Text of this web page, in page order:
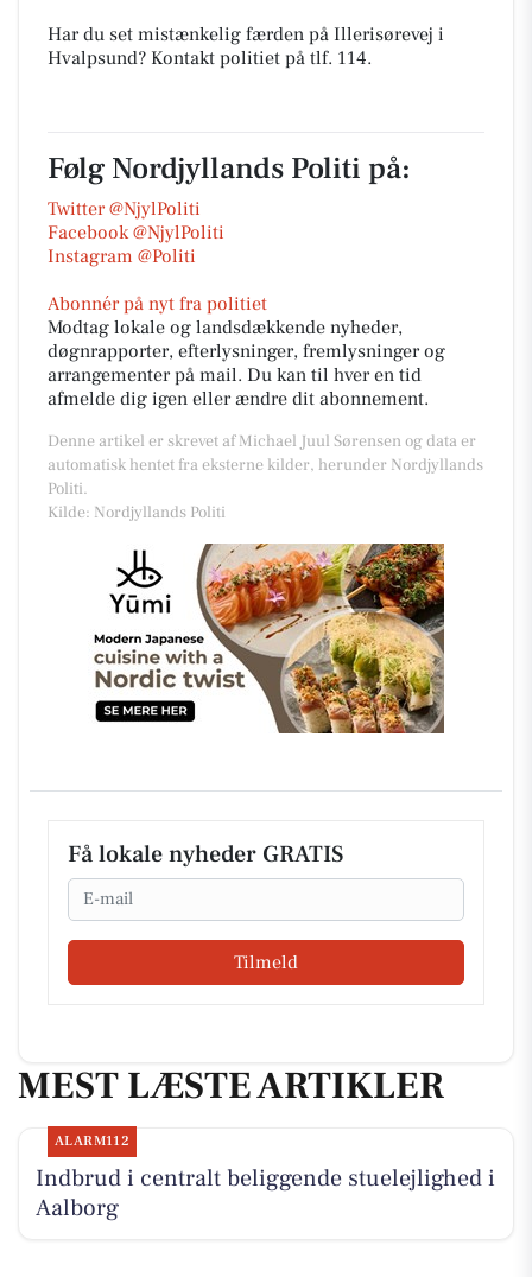
Har du set mistænkelig færden på Illerisørevej i
Hvalpsund? Kontakt politiet på tlf. 114.
Følg Nordjyllands Politi på:
Twitter @NjylPoliti
Facebook @NjylPoliti
Instagram @Politi
Abonnér på nyt fra politiet
Modtag lokale og landsdækkende nyheder,
døgnrapporter, efterlysninger, fremlysninger og
arrangementer på mail. Du kan til hver en tid
afmelde dig igen eller ændre dit abonnement.
Denne artikel er skrevet af Michael Juul Sørensen og data er
automatisk hentet fra eksterne kilder, herunder Nordjyllands
Politi.
Kilde: Nordjyllands Politi
Få lokale nyheder GRATIS
Email
Tilmeld
MEST LÆSTE ARTIKLER
ALARM112
Indbrud i centralt beliggende stuelejlighed i
Aalborg